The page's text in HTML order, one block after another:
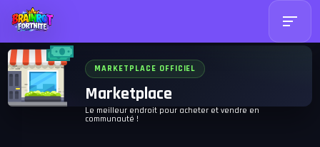
MARKETPLACE OFFICIEL
Marketplace
Le meilleur endroit pour acheter et vendre en
communauté !